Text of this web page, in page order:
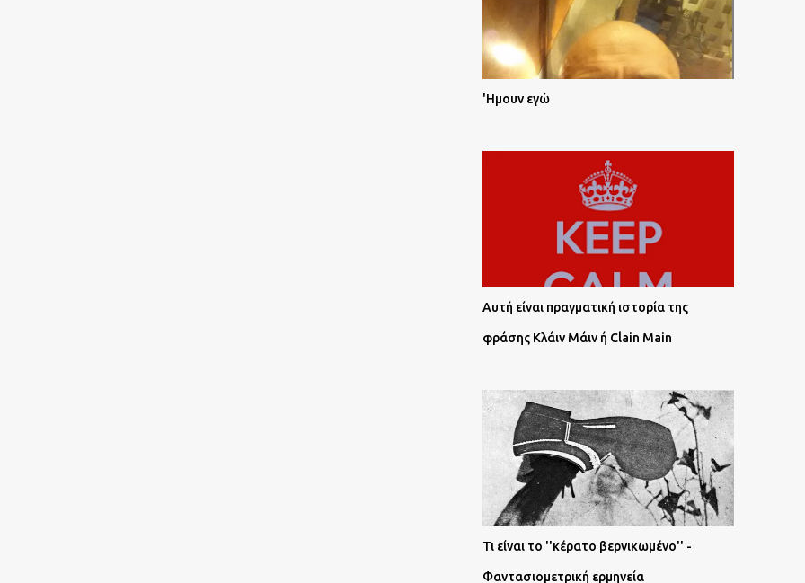
'Ημουν εγώ
Αυτή είναι πραγματική ιστορία της
φράσης Κλάιν Μάιν ή Clain Main
Τι είναι το ''κέρατο βερνικωμένο'' -
Φαντασιομετρική ερμηνεία